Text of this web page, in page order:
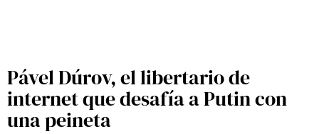
Pável Dúrov, el libertario de
internet que desafía a Putin con
una peineta